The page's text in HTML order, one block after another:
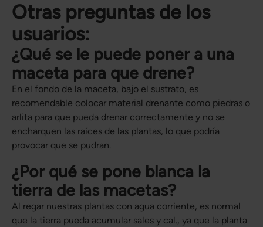
Otras preguntas de los
usuarios:
¿Qué se le puede poner a una
maceta para que drene?
En el fondo de la maceta, bajo el sustrato, es
recomendable colocar material drenante como piedras o
arlita para que pueda drenar correctamente y no se
encharquen las raíces de las plantas, lo que podría
provocar que se pudran.
¿Por qué se pone blanca la
tierra de las macetas?
Al regar nuestras plantas con agua corriente, es normal
que la tierra pueda acumular sales y cal., ya que la planta